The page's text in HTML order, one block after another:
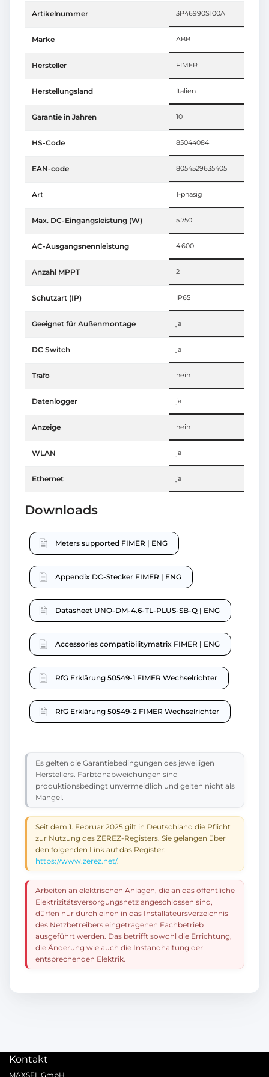
Artikelnummer 3P46990S100A
Marke ABB
Hersteller FIMER
Herstellungsland Italien
Garantie in Jahren 10
HS-Code 85044084
EAN-code 8054529635405
Art 1-phasig
Max. DC-Eingangsleistung (W) 5.750
AC-Ausgangsnennleistung 4.600
Anzahl MPPT 2
Schutzart (IP) IP65
Geeignet für Außenmontage ja
DC Switch ja
Trafo nein
Datenlogger ja
Anzeige nein
WLAN ja
Ethernet ja
Downloads
Meters supported FIMER | ENG
Appendix DC-Stecker FIMER | ENG
Datasheet UNO-DM-4.6-TL-PLUS-SB-Q | ENG
Accessories compatibilitymatrix FIMER | ENG
RfG Erklärung 50549-1 FIMER Wechselrichter
RfG Erklärung 50549-2 FIMER Wechselrichter
Es gelten die Garantiebedingungen des jeweiligen
Herstellers. Farbtonabweichungen sind
produktionsbedingt unvermeidlich und gelten nicht als
Mangel.
Seit dem 1. Februar 2025 gilt in Deutschland die Pflicht
zur Nutzung des ZEREZ-Registers. Sie gelangen über
den folgenden Link auf das Register:
https://www.zerez.net/.
Arbeiten an elektrischen Anlagen, die an das öffentliche
Elektrizitätsversorgungsnetz angeschlossen sind,
dürfen nur durch einen in das Installateursverzeichnis
des Netzbetreibers eingetragenen Fachbetrieb
ausgeführt werden. Das betrifft sowohl die Errichtung,
die Änderung wie auch die Instandhaltung der
entsprechenden Elektrik.
Kontakt
MAXSEL GmbH